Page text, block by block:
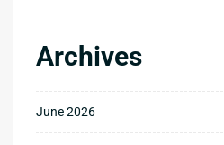
Archives
June 2026